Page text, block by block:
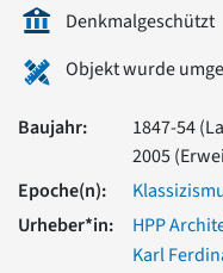
Romanik
Römische Antike
Über baukunst-nrw
Fachbeirat
Freunde & Förderer
Kontakt
Impressum
Denkmalgeschützt
Objekt wurde
Baujahr:
1847-54
2005
Epoche(n):
Urheber*in:
HPP
Karl